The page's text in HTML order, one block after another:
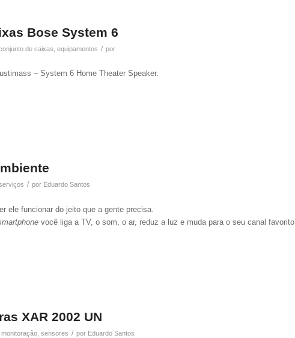
Bose System 6
de caixas equipamentos / por
– System 6 Home Theater Speaker.
/ por Eduardo Santos
ele funcionar do jeito que a gente precisa.
você liga a TV, o som, o ar, reduz a luz e muda para o seu canal favorito.
XAR 2002 UN
monitoração sensores / por Eduardo Santos